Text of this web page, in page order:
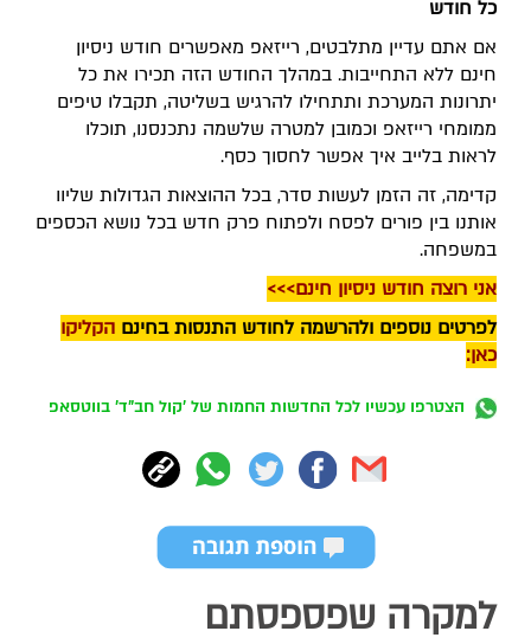
כל חודש
אם אתם עדיין מתלבטים, רייזאפ מאפשרים חודש ניסיון
חינם ללא התחייבות. במהלך החודש הזה תכירו את כל
יתרונות המערכת ותתחילו להרגיש בשליטה, תקבלו טיפים
ממומחי רייזאפ וכמובן למטרה שלשמה נתכנסנו, תוכלו
לראות בלייב איך אפשר לחסוך כסף.
קדימה, זה הזמן לעשות סדר, בכל ההוצאות הגדולות שליוו
אותנו בין פורים לפסח ולפתוח פרק חדש בכל נושא הכספים
במשפחה.
אני רוצה חודש ניסיון חינם>>>
לפרטים נוספים ולהרשמה לחודש התנסות בחינם הקליקו
כאן:
הצטרפו עכשיו לכל החדשות החמות של 'קול חב"ד' בווטסאפ
למקרה שפספסתם